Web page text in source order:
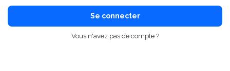
Se connecter
Vous n'avez pas de compte ?